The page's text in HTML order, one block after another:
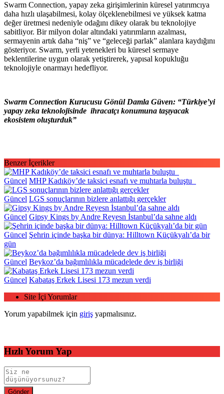
Swarm Connection, yapay zeka girişimlerinin küresel yatırımcıya
daha hızlı ulaşabilmesi, kolay ölçeklenebilmesi ve yüksek katma
değer üretmesi nedeniyle odağını dikey olarak bu teknolojiye
sabitliyor. Bir milyon dolar altındaki yatırımların azalması,
sermayenin artık daha “niş” ve “geleceği parlak” alanlara kaydığını
gösteriyor. Swarm, yerli yetenekleri bu küresel sermaye
beklentilerine uygun olarak yetiştirerek, yapısal kopukluğu
teknolojiyle onarmayı hedefliyor.
Swarm Connection Kurucusu Gönül Damla Güven: “Türkiye’yi
yapay zeka teknolojisinde ihracatçı konumuna taşıyacak
ekosistem oluşturduk”
Benzer İçerikler
Güncel MHP Kadıköy’de taksici esnafı ve muhtarla buluştu
Güncel LGS sonuçlarının bizlere anlattığı gerçekler
Güncel Gipsy Kings by Andre Reyesn İstanbul’da sahne aldı
Güncel Şehrin içinde başka bir dünya: Hilltown Küçükyalı’da bir
gün
Güncel Beykoz’da bağımlılıkla mücadelede dev iş birliği
Güncel Kabataş Erkek Lisesi 173 mezun verdi
Site İçi Yorumlar
Yorum yapabilmek için giriş yapmalısınız.
Hızlı Yorum Yap